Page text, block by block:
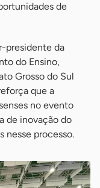
de
presidente da
do Ensino,
Grosso do Sul
que a
no evento
de inovação do
nesse processo.